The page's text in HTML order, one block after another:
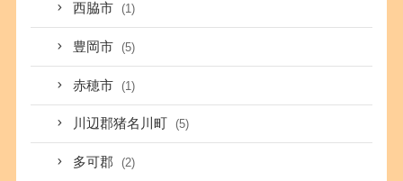
西脇市 (1)
豊岡市 (5)
赤穂市 (1)
川辺郡猪名川町 (5)
多可郡 (2)